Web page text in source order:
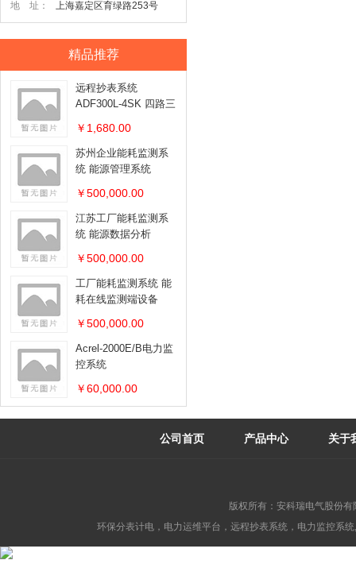
地 址：
上海嘉定区育绿路253号
精品推荐
远程抄表系统
ADF300L-4SK 四路三
￥1,680.00
苏州企业能耗监测系
统 能源管理系统
￥500,000.00
江苏工厂能耗监测系
统 能源数据分析
￥500,000.00
工厂能耗监测系统 能
耗在线监测端设备
￥500,000.00
Acrel-2000E/B电力监
控系统
￥60,000.00
公司首页 产品中心 关于
版权所有：安科瑞电气股份
环保分表计电，电力运维平台，远程抄表系统，电力监控系